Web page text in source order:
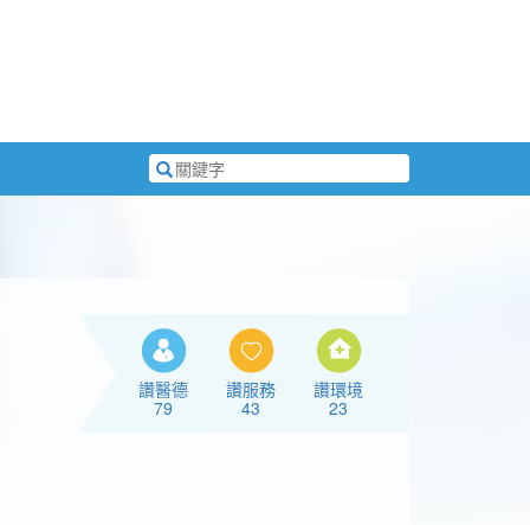
搜
尋
讚醫德
79
讚服務
43
讚環境
23